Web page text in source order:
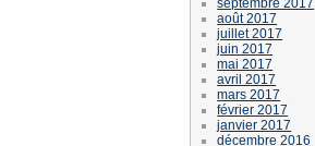
août 2017
juillet 2017
juin 2017
mai 2017
avril 2017
mars 2017
février 2017
janvier 2017
décembre 2016